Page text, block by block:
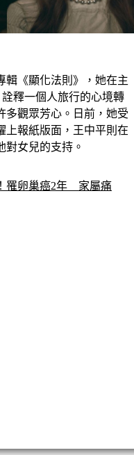
輯《顯化法則》，她在主
釋一個人旅行的心境轉
多觀眾芳心。日前，她受
上報紙版面，王中平則在
對女兒的支持。
罹卵巢癌2年　家屬痛